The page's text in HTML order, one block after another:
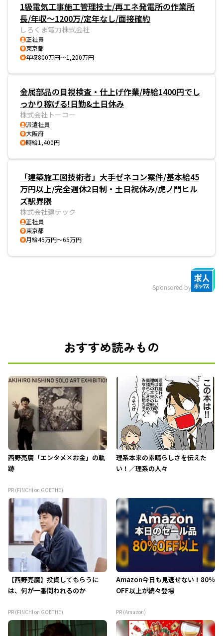
1級電気工事施工管理技士/再エネ発電所の作業所
長/年収〜1200万/定年なし/面接確約
しろくま電力株式会社
正社員
東京都
年収800万円～1,200万円
金属部品の目視検査・仕上げ作業/時給1400円でし
っかり稼げる!日勤&土日休み
株式会社トーコー
派遣社員
大阪府
時給1,400円
「建築施工図技術者」大手ゼネコン案件/基本給45
万円以上/完全週休2日制・土日祝休み/虎ノ門ヒル
ズ駅界隈
株式会社建テック
正社員
東京都
月給45万円～65万円
Sponsored by
おすすめ読みもの
西野亮廣「エンタメ×お金」の軌
跡
PR (FINCHI on GOETHE)
理系本来の素晴らしさを伝えた
い！／理系の人々
【西野亮廣】投資してもらうに
は、何が一番問われるのか
PR (FINCHI on GOETHE)
Amazon今日も見逃せない！80%
OFF以上が続々登場
PR (Amazon)